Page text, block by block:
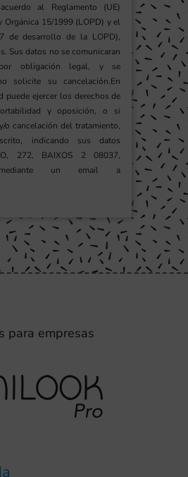
al Reglamento (UE)
Orgánica 15/1999 (LOPD) y el
de desarrollo de la LOPD),
Sus datos no se comunicaran
obligación legal, y se
solicite su cancelación.En
puede ejercer los derechos de
y oposición, o si
o cancelación del tratamiento,
indicando sus datos
272, BAIXOS 2 08037,
un email a
para empresas